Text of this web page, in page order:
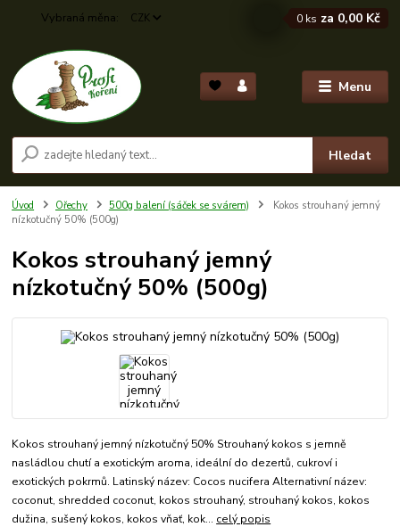
Menu
CZK
Hledat
0 ks za 0,00 Kč
Úvod Ořechy 500g balení (sáček se svárem)
Kokos strouhaný jemný
nízkotučný 50% (500g)
Kokos strouhaný jemný
nízkotučný 50% (500g)
Kokos strouhaný jemný nízkotučný 50% Strouhaný kokos s jemně
nasládlou chutí a exotickým aroma, ideální do dezertů, cukroví i
exotických pokrmů. Latinský název: Cocos nucifera Alternativní název:
coconut, shredded coconut, kokos strouhaný, strouhaný kokos, kokos
dužina, sušený kokos, kokos vňať, kok... celý popis